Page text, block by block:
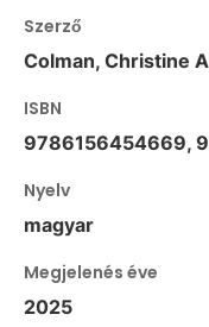
Szerző
Colman, Christine
ISBN
9786156454669,
Nyelv
magyar
Megjelenés éve
2025